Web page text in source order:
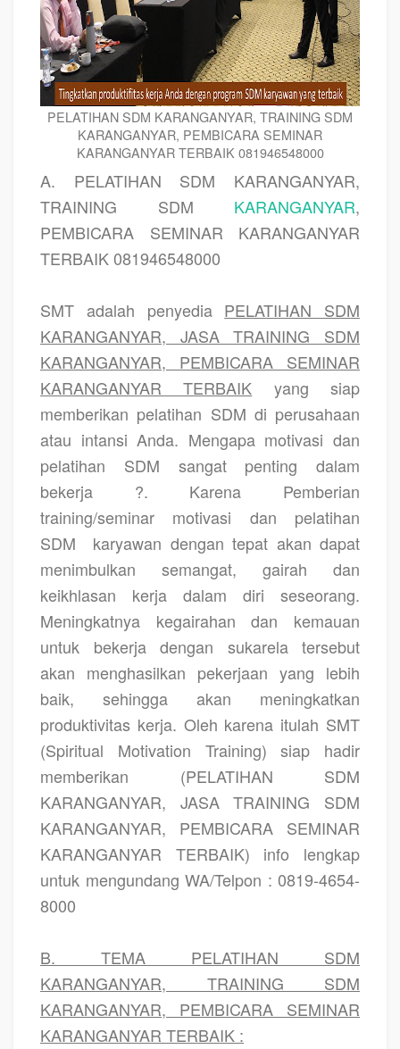
PELATIHAN SDM KARANGANYAR, TRAINING SDM
KARANGANYAR, PEMBICARA SEMINAR
KARANGANYAR TERBAIK 081946548000
A. PELATIHAN SDM KARANGANYAR,
TRAINING SDM KARANGANYAR,
PEMBICARA SEMINAR KARANGANYAR
TERBAIK 081946548000
SMT adalah penyedia PELATIHAN SDM
KARANGANYAR, JASA TRAINING SDM
KARANGANYAR, PEMBICARA SEMINAR
KARANGANYAR TERBAIK yang siap
memberikan pelatihan SDM di perusahaan
atau intansi Anda. Mengapa motivasi dan
pelatihan SDM sangat penting dalam
bekerja ?. Karena Pemberian
training/seminar motivasi dan pelatihan
SDM
karyawan dengan tepat akan dapat
menimbulkan semangat, gairah dan
keikhlasan kerja dalam diri seseorang.
Meningkatnya kegairahan dan kemauan
untuk bekerja dengan sukarela tersebut
akan menghasilkan pekerjaan yang lebih
baik, sehingga akan meningkatkan
produktivitas kerja. Oleh karena itulah SMT
(Spiritual Motivation Training) siap hadir
memberikan (PELATIHAN SDM
KARANGANYAR, JASA TRAINING SDM
KARANGANYAR, PEMBICARA SEMINAR
KARANGANYAR TERBAIK) info lengkap
untuk mengundang WA/Telpon : 0819-4654-
8000
B. TEMA PELATIHAN SDM
KARANGANYAR, TRAINING SDM
KARANGANYAR, PEMBICARA SEMINAR
KARANGANYAR TERBAIK :